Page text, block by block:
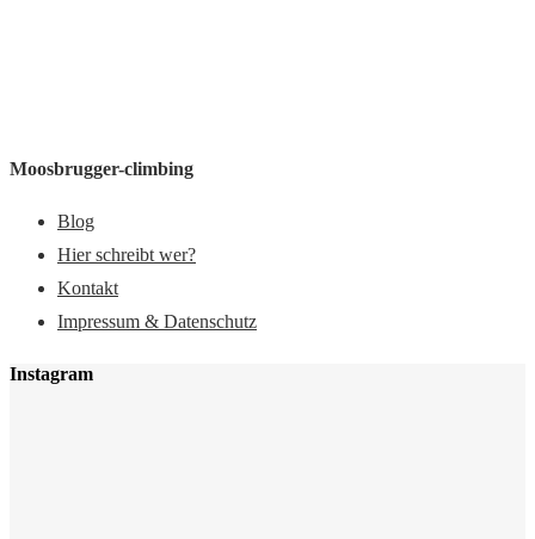
Moosbrugger-climbing
Blog
Hier schreibt wer?
Kontakt
Impressum & Datenschutz
Instagram